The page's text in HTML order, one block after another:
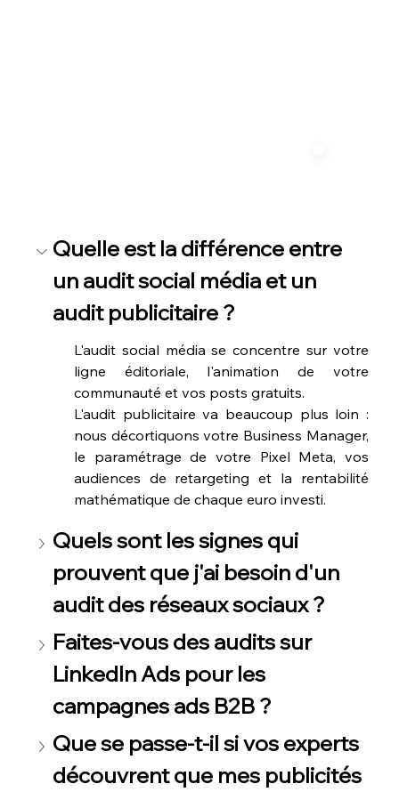
Quelle est la différence entre
un audit social média et un
audit publicitaire ?
L'audit social média se concentre sur votre
ligne éditoriale, l'animation de votre
communauté et vos posts gratuits.
L'audit publicitaire va beaucoup plus loin :
nous décortiquons votre Business Manager,
le paramétrage de votre Pixel Meta, vos
audiences de retargeting et la rentabilité
mathématique de chaque euro investi.
Quels sont les signes qui
prouvent que j'ai besoin d'un
audit des réseaux sociaux ?
Faites-vous des audits sur
LinkedIn Ads pour les
campagnes ads B2B ?
Que se passe-t-il si vos experts
découvrent que mes publicités
Quelle est la différence entre
un audit social média et un
audit publicitaire ?
L'audit social média se concentre sur votre
ligne éditoriale, l'animation de votre
communauté et vos posts gratuits.
L'audit publicitaire va beaucoup plus loin :
nous décortiquons votre Business Manager,
le paramétrage de votre Pixel Meta, vos
audiences de retargeting et la rentabilité
mathématique de chaque euro investi.
Quels sont les signes qui
prouvent que j'ai besoin d'un
audit des réseaux sociaux ?
Faites-vous des audits sur
LinkedIn Ads pour les
campagnes ads B2B ?
Que se passe-t-il si vos experts
découvrent que mes publicités